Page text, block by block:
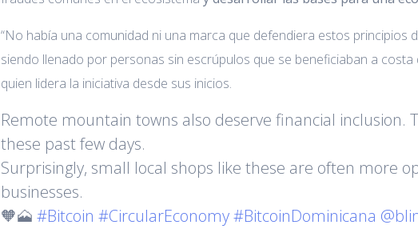
“No había una comunidad ni una marca que defendiera estos principios
siendo llenado por personas sin escrúpulos que se beneficiaban a
quien lidera la iniciativa desde sus inicios.
Remote mountain towns also deserve financial inclusion.
these past few days.
Surprisingly, small local shops like these are often more
businesses.
🧡🗻 #Bitcoin #CircularEconomy#BitcoinDominicana